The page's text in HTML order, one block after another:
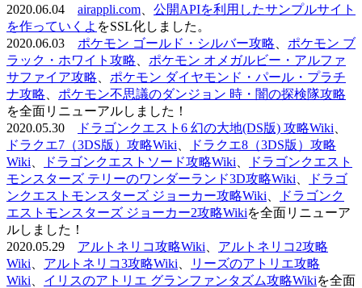
2020.06.04 airappli.com
公開APIを利用したサンプルサイト
を作っていくよ をSSL化しました。
2020.06.03 ポケモン ゴールド・シルバー攻略
ポケモン ブ
ラック・ホワイト攻略
ポケモン オメガルビー・アルファ
サファイア攻略
ポケモン ダイヤモンド・パール・プラチ
ナ攻略
ポケモン不思議のダンジョン 時・闇の探検隊攻略
を全面リニューアルしました！
2020.05.30
ドラゴンクエスト6 幻の大地(DS版) 攻略Wiki
ドラクエ7（3DS版）攻略Wiki
ドラクエ8（3DS版）攻略
Wiki
ドラゴンクエストソード攻略Wiki
ドラゴンクエスト
モンスターズ テリーのワンダーランド3D攻略Wiki
ドラゴ
ンクエストモンスターズ ジョーカー攻略Wiki
ドラゴンク
エストモンスターズ ジョーカー2攻略Wikiを全面リニューア
ルしました！
2020.05.29 アルトネリコ攻略Wiki
アルトネリコ2攻略
Wiki
アルトネリコ3攻略Wiki
リーズのアトリエ攻略
Wiki
イリスのアトリエ グランファンタズム攻略Wikiを全面